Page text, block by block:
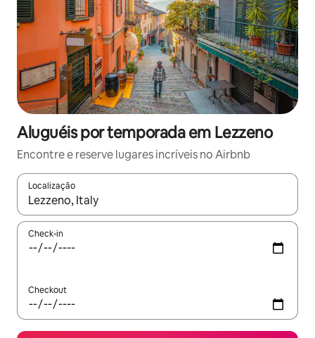
Aluguéis por temporada em Lezzeno
Encontre e reserve lugares incríveis no Airbnb
Localização
Quando os resultados estiverem disponíveis, explore-os
Check-in
Checkout